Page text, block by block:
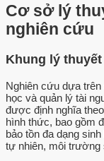
Cơ sở lý
nghiên cứu
Khung lý
Nghiên cứu dựa
học và quản lý tài
được định nghĩa
hình thức, bao gồm
bảo tồn đa dạng
tự nhiên, môi trường